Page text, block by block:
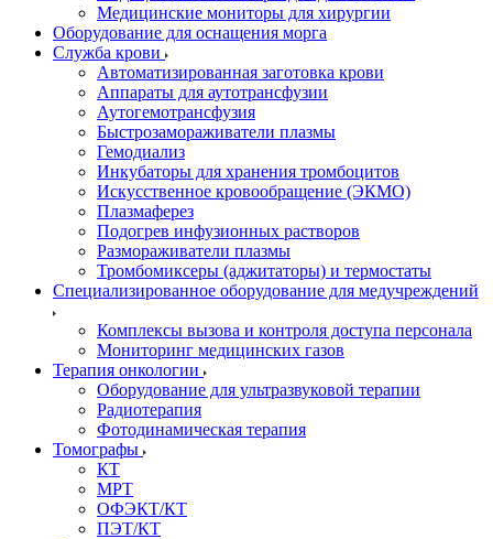
Медицинские мониторы для хирургии
Оборудование для оснащения морга
Служба крови
Автоматизированная заготовка крови
Аппараты для аутотрансфузии
Аутогемотрансфузия
Быстрозамораживатели плазмы
Гемодиализ
Инкубаторы для хранения тромбоцитов
Искусственное кровообращение (ЭКМО)
Плазмаферез
Подогрев инфузионных растворов
Размораживатели плазмы
Тромбомиксеры (аджитаторы) и термостаты
Специализированное оборудование для медучреждений
Комплексы вызова и контроля доступа персонала
Мониторинг медицинских газов
Терапия онкологии
Оборудование для ультразвуковой терапии
Радиотерапия
Фотодинамическая терапия
Томографы
КТ
МРТ
ОФЭКТ/КТ
ПЭТ/КТ